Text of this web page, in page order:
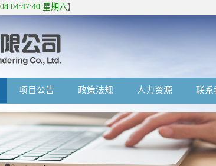
04:47:40 星期六】
项目公告 政策法规 人力资源 联系